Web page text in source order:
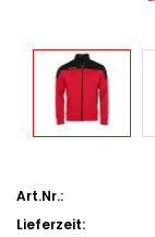
Art.Nr.:
Lieferzeit: